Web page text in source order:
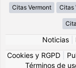
Citas Vermont Citas
Noticias
Cookies y RGPD
Términos de